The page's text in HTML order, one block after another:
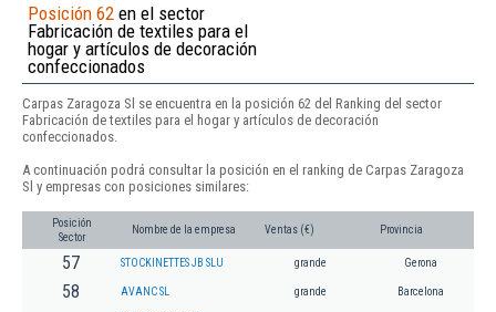
Posición 62 en el sector
Fabricación de textiles para el
hogar y artículos de decoración
confeccionados
Carpas Zaragoza Sl se encuentra en la posición 62 del Ranking del sector
Fabricación de textiles para el hogar y artículos de decoración
confeccionados.
A continuación podrá consultar la posición en el ranking de Carpas Zaragoza
Sl y empresas con posiciones similares:
Posición
Sector
Nombre de la empresa Ventas (€) Provincia
57 STOCKINETTES JB SLU grande Gerona
58 AVANC SL grande Barcelona